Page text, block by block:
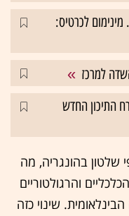
יורק. מינימום לכרטיס:
למרכז
התיכון החדש
שלטון בהונגריה, מה
והרגולטוריים
שינוי כזה